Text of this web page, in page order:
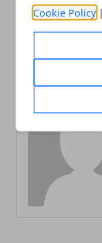
Cookie Policy |
l’Abbigliamento di
Tendenza